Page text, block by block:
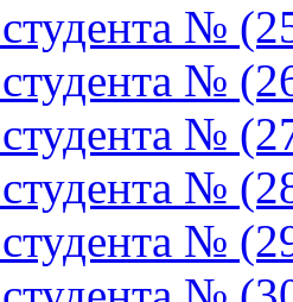
№
№
№
№
№